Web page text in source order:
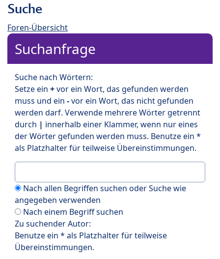
Suche
Foren-Übersicht
Suchanfrage
Suche nach Wörtern:
Setze ein +vor ein Wort, das gefunden werden
muss und ein -vor ein Wort, das nicht gefunden
werden darf. Verwende mehrere Wörter getrennt
durch | innerhalb einer Klammer, wenn nur eines
der Wörter gefunden werden muss. Benutze ein *
als Platzhalter für teilweise Übereinstimmungen.
Nach allen Begriffen suchen oder Suche wie
angegeben verwenden
Nach einem Begriff suchen
Zu suchender Autor:
Benutze ein * als Platzhalter für teilweise
Übereinstimmungen.